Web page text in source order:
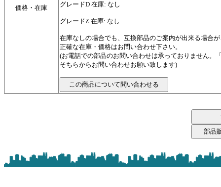
価格・在庫 グレードD 在庫: なし
グレードZ 在庫: なし
在庫なしの場合でも、互換部品のご案内が出来る場合
正確な在庫・価格はお問い合わせ下さい。
(お電話での部品のお問い合わせは承っておりません。
そちらからお問い合わせお願い致します)